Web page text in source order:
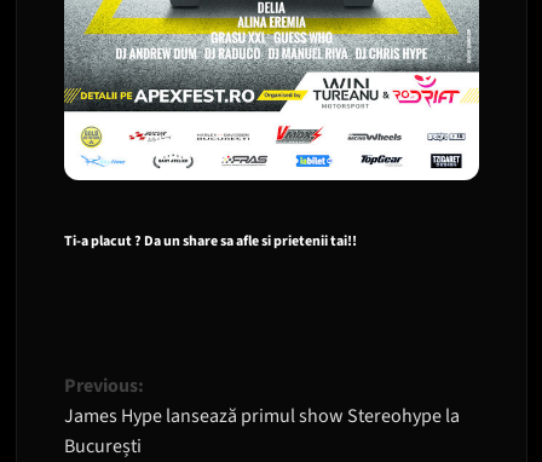
Ti-a placut ? Da un share sa afle si prietenii tai!!
Post
navigation
Previous:
James Hype lansează primul show Stereohype la
București